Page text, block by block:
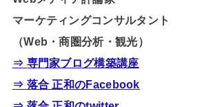
マーケティングコンサルタント
（Web・商圏分析・観光）
⇒ 専門家ブログ構築講座
⇒ 落合 正和のFacebook